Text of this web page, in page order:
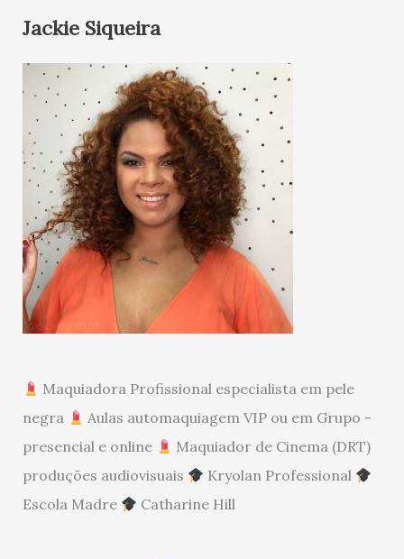
Jackie Siqueira
Maquiadora Profissional especialista em pele
negra
Aulas automaquiagem VIP ou em Grupo -
presencial e online
Maquiador de Cinema (DRT)
produções audiovisuais
Kryolan Professional
Escola Madre
Catharine Hill